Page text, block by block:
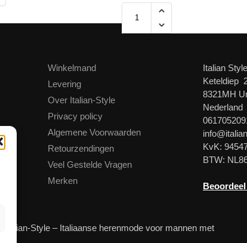
Winkelmand
Levering
Over Italian-Style
Privacy policy
Algemene Voorwaarden
Retourzendingen
Veel Gestelde Vragen
Merken
Italian
Keteldiep
8321MH
Nederland
KvK:
BTW:
© Italian-Style – Italiaanse herenmode voor mannen met